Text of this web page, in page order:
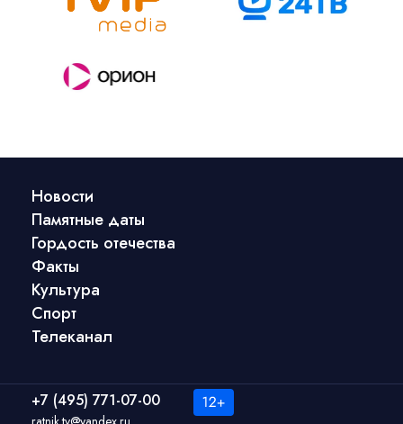
Новости
Памятные даты
Гордость отечества
Факты
Культура
Спорт
Телеканал
+7 (495) 771-07-00